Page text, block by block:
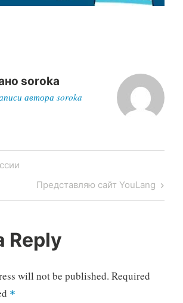
soroka
автора soroka
Next
Post
Представляю сайт YouLang
Reply
will not be published. Required
*